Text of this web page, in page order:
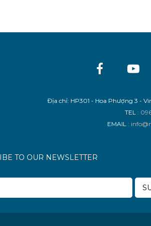
Địa chỉ: HP301 - Hoa Phượng 3 -
TEL :
EMAIL :
TO OUR NEWSLETTER